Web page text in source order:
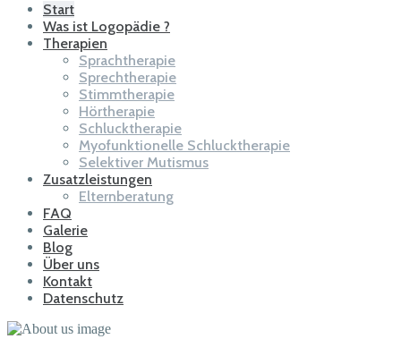
Start
Was ist Logopädie ?
Therapien
Sprachtherapie
Sprechtherapie
Stimmtherapie
Hörtherapie
Schlucktherapie
Myofunktionelle Schlucktherapie
Selektiver Mutismus
Zusatzleistungen
Elternberatung
FAQ
Galerie
Blog
Über uns
Kontakt
Datenschutz